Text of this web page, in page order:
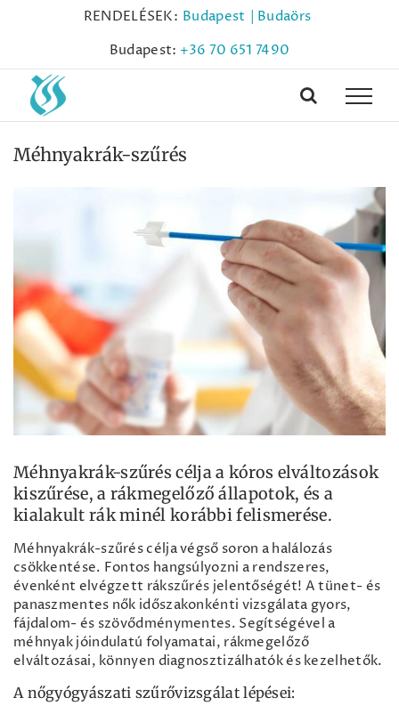
RENDELÉSEK: Budapest | Budaörs
Budapest: +36 70 651 7490
Méhnyakrák-szűrés
Méhnyakrák-szűrés célja a kóros elváltozások
kiszűrése, a rákmegelőző állapotok, és a
kialakult rák minél korábbi felismerése.
Méhnyakrák-szűrés célja végső soron a halálozás
csökkentése. Fontos hangsúlyozni a rendszeres,
évenként elvégzett rákszűrés jelentőségét! A tünet- és
panaszmentes nők időszakonkénti vizsgálata gyors,
fájdalom- és szövődménymentes. Segítségével a
méhnyak jóindulatú folyamatai, rákmegelőző
elváltozásai, könnyen diagnosztizálhatók és kezelhetők.
A nőgyógyászati szűrővizsgálat lépései: